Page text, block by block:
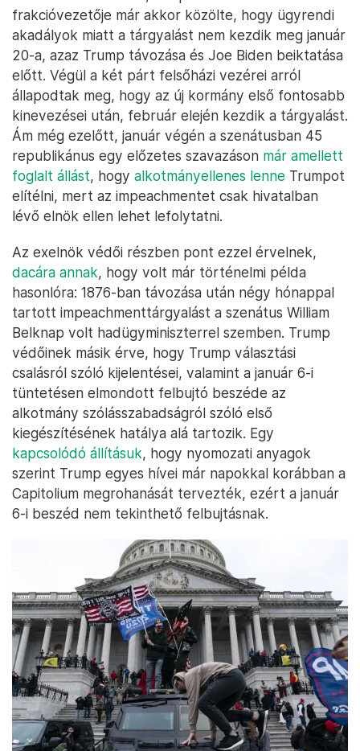
frakcióvezetője már akkor közölte, hogy ügyrendi
akadályok miatt a tárgyalást nem kezdik meg január
20-a, azaz Trump távozása és Joe Biden beiktatása
előtt. Végül a két párt felsőházi vezérei arról
állapodtak meg, hogy az új kormány első fontosabb
kinevezései után, február elején kezdik a tárgyalást.
Ám még ezelőtt, január végén a szenátusban 45
republikánus egy előzetes szavazáson már amellett
foglalt állást, hogy alkotmányellenes lenne Trumpot
elítélni, mert az impeachmentet csak hivatalban
lévő elnök ellen lehet lefolytatni.
Az exelnök védői részben pont ezzel érvelnek,
dacára annak, hogy volt már történelmi példa
hasonlóra: 1876-ban távozása után négy hónappal
tartott impeachmenttárgyalást a szenátus William
Belknap volt hadügyminiszterrel szemben. Trump
védőinek másik érve, hogy Trump választási
csalásról szóló kijelentései, valamint a január 6-i
tüntetésen elmondott felbujtó beszéde az
alkotmány szólásszabadságról szóló első
kiegészítésének hatálya alá tartozik. Egy
kapcsolódó állításuk, hogy nyomozati anyagok
szerint Trump egyes hívei már napokkal korábban a
Capitolium megrohanását tervezték, ezért a január
6-i beszéd nem tekinthető felbujtásnak.